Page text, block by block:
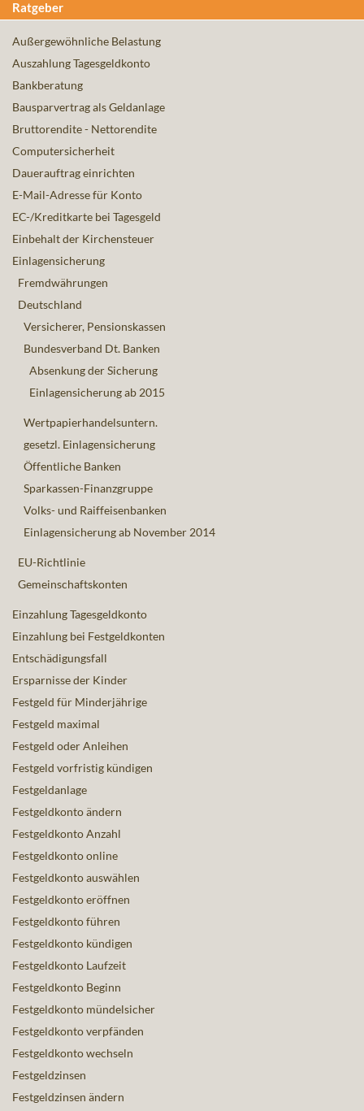
Ratgeber
Außergewöhnliche Belastung
Auszahlung Tagesgeldkonto
Bankberatung
Bausparvertrag als Geldanlage
Bruttorendite - Nettorendite
Computersicherheit
Dauerauftrag einrichten
E-Mail-Adresse für Konto
EC-/Kreditkarte bei Tagesgeld
Einbehalt der Kirchensteuer
Einlagensicherung
Fremdwährungen
Deutschland
Versicherer, Pensionskassen
Bundesverband Dt. Banken
Absenkung der Sicherung
Einlagensicherung ab 2015
Wertpapierhandelsuntern.
gesetzl. Einlagensicherung
Öffentliche Banken
Sparkassen-Finanzgruppe
Volks- und Raiffeisenbanken
Einlagensicherung ab November 2014
EU-Richtlinie
Gemeinschaftskonten
Einzahlung Tagesgeldkonto
Einzahlung bei Festgeldkonten
Entschädigungsfall
Ersparnisse der Kinder
Festgeld für Minderjährige
Festgeld maximal
Festgeld oder Anleihen
Festgeld vorfristig kündigen
Festgeldanlage
Festgeldkonto ändern
Festgeldkonto Anzahl
Festgeldkonto online
Festgeldkonto auswählen
Festgeldkonto eröffnen
Festgeldkonto führen
Festgeldkonto kündigen
Festgeldkonto Laufzeit
Festgeldkonto Beginn
Festgeldkonto mündelsicher
Festgeldkonto verpfänden
Festgeldkonto wechseln
Festgeldzinsen
Festgeldzinsen ändern